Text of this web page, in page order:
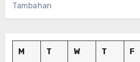
Tambahan
M T W T F